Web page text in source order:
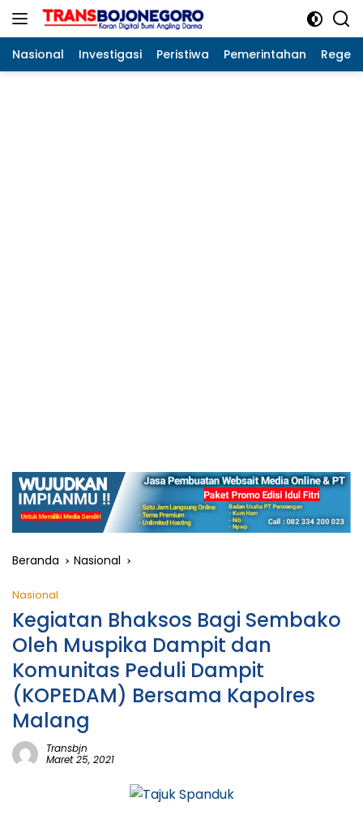
Langsung
Nasional Investigasi Peristiwa Pemerintahan
Beranda Nasional
Nasional
Kegiatan Bhaksos Bagi Sembako
Oleh Muspika Dampit dan
Komunitas Peduli Dampit
(KOPEDAM) Bersama Kapolres
Malang
Transbjn
Maret 25, 2021